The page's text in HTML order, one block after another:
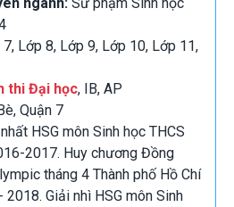
Lớp 8, Lớp 9, Lớp 10, Lớp 11,
thi Đại học, IB, AP
Quận 7
HSG môn Sinh học THCS
2017. Huy chương Đồng
tháng 4 Thành phố Hồ Chí
2018. Giải nhì HSG môn Sinh